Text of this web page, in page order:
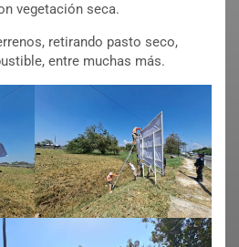
vegetación seca.
retirando pasto seco,
entre muchas más.